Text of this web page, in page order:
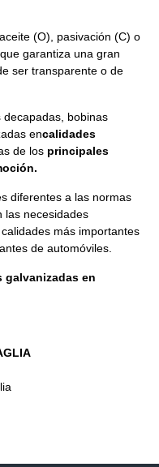
(O), pasivación (C) o
garantiza una gran
ser transparente o de
bobinas
encalidades
de los principales
diferentes a las normas
las necesidades
más importantes
de automóviles.
galvanizadas en